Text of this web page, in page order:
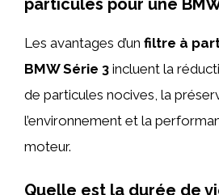
particules pour une
Les avantages d’un filtre à
BMW Série 3 incluent la
de particules nocives, la
l’environnement et la
moteur.
Quelle est la durée de